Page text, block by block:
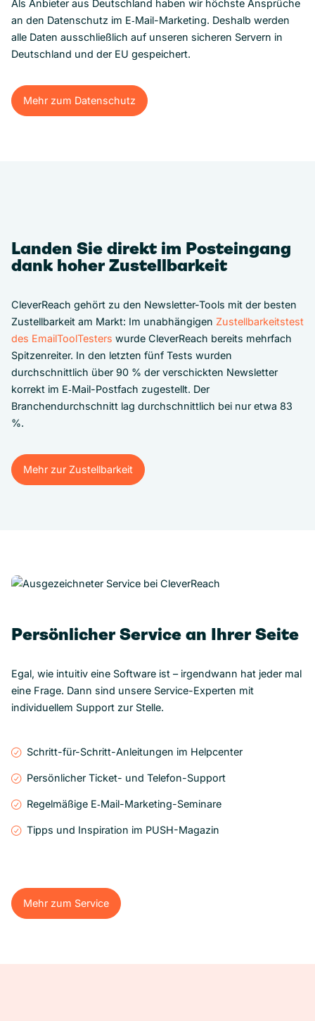
Als Anbieter aus Deutschland haben wir höchste Ansprüche
an den Datenschutz im E‑Mail-Marketing. Deshalb werden
alle Daten ausschließlich auf unseren sicheren Servern in
Deutschland und der EU gespeichert.
Mehr zum Datenschutz
Mehr zum Datenschutz
Landen Sie direkt im Posteingang
dank hoher Zustellbarkeit
CleverReach gehört zu den Newsletter-Tools mit der besten
Zustellbarkeit am Markt: Im unabhängigen Zustellbarkeitstest
des EmailToolTesters wurde CleverReach bereits mehrfach
Spitzenreiter. In den letzten fünf Tests wurden
durchschnittlich über 90 % der verschickten Newsletter
korrekt im E‑Mail-Postfach zugestellt. Der
Branchendurchschnitt lag durchschnittlich bei nur etwa 83
%.
Mehr zur Zustellbarkeit
Mehr zur Zustellbarkeit
Persönlicher Service an Ihrer Seite
Egal, wie intuitiv eine Software ist – irgendwann hat jeder mal
eine Frage. Dann sind unsere Service-Experten mit
individuellem Support zur Stelle.
Schritt-für-Schritt-Anleitungen im Helpcenter
Persönlicher Ticket- und Telefon-Support
Regelmäßige E‑Mail-Marketing-Seminare
Tipps und Inspiration im PUSH-Magazin
Mehr zum Service
Mehr zum Service